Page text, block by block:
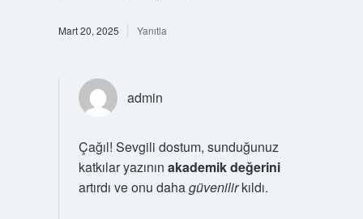
Mart 20, 2025 Yanıtla
admin
Çağıl! Sevgili dostum, sunduğunuz
katkılar yazının akademik değerini
artırdı ve onu dahagüvenilirkıldı.